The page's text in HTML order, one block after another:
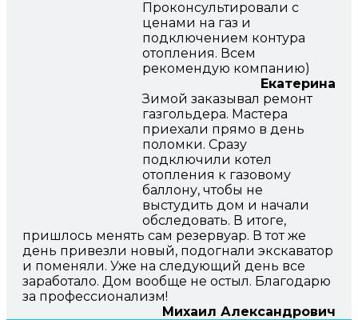
Проконсультировали с
ценами на газ и
подключением контура
отопления. Всем
рекомендую компанию)
Екатерина
Зимой заказывал ремонт
газгольдера. Мастера
приехали прямо в день
поломки. Сразу
подключили котел
отопления к газовому
баллону, чтобы не
выстудить дом и начали
обследовать. В итоге,
пришлось менять сам резервуар. В тот же
день привезли новый, подогнали экскаватор
и поменяли. Уже на следующий день все
заработало. Дом вообще не остыл. Благодарю
за профессионализм!
Михаил Александрович